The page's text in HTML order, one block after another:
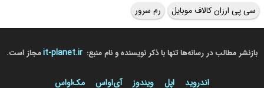
سی پی ارزان کالاف موبایل رم سرور
بازنشر مطالب در رسانه‌ها تنها با ذکر نویسنده و نام منبع: it-planet.irمجاز است.
اندروید اپل ویندوز آی‌او‌اس مک‌او‌اس